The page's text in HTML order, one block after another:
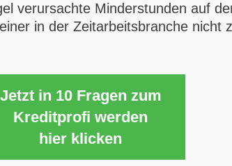
verursachte Minderstunden auf
in der Zeitarbeitsbranche nicht
Jetzt in 10 Fragen zum
Kreditprofi werden
hier klicken